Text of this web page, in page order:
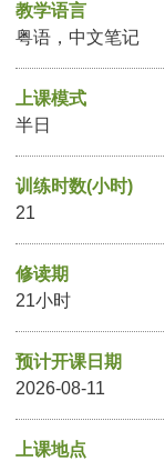
教学语言
粤语，中文笔记
上课模式
半日
训练时数(小时)
21
修读期
21小时
预计开课日期
2026-08-11
上课地点